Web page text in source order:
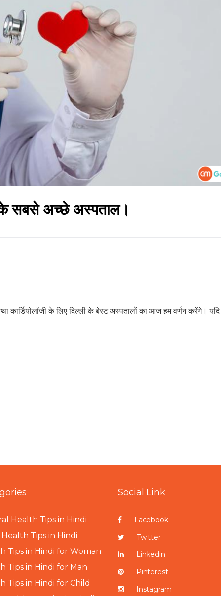
के सबसे अच्छे अस्पताल।
कार्डियोलॉजी के लिए दिल्ली के बेस्ट अस्पतालों का आज हम वर्णन करेंगे।
Health Tips in Hindi
Tips in Hindi
Tips in Hindi for Woman
Tips in Hindi for Man
Tips in Hindi for Child
Social Link
Facebook
Twitter
Linkedin
Pinterest
Instagram
हेल्थकेयर कम्युनिटी को
निचे बॉक्स में अपना ईमेल एंटर करें
स्वास्थ्य संबंधी जानकारी सबसे पहले